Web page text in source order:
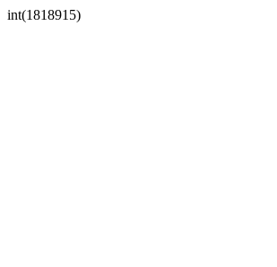
int(1818915)